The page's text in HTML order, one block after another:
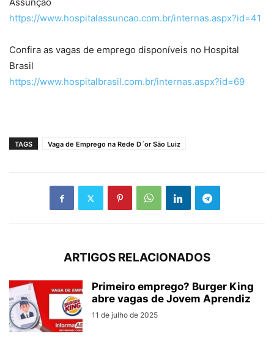
https://www.hospitalassuncao.com.br/internas.aspx?id=41
Confira as vagas de emprego disponíveis no Hospital
Brasil
https://www.hospitalbrasil.com.br/internas.aspx?id=69
TAGS Vaga de Emprego na Rede D´or São Luiz
ARTIGOS RELACIONADOS
Primeiro emprego? Burger King
abre vagas de Jovem Aprendiz
11 de julho de 2025